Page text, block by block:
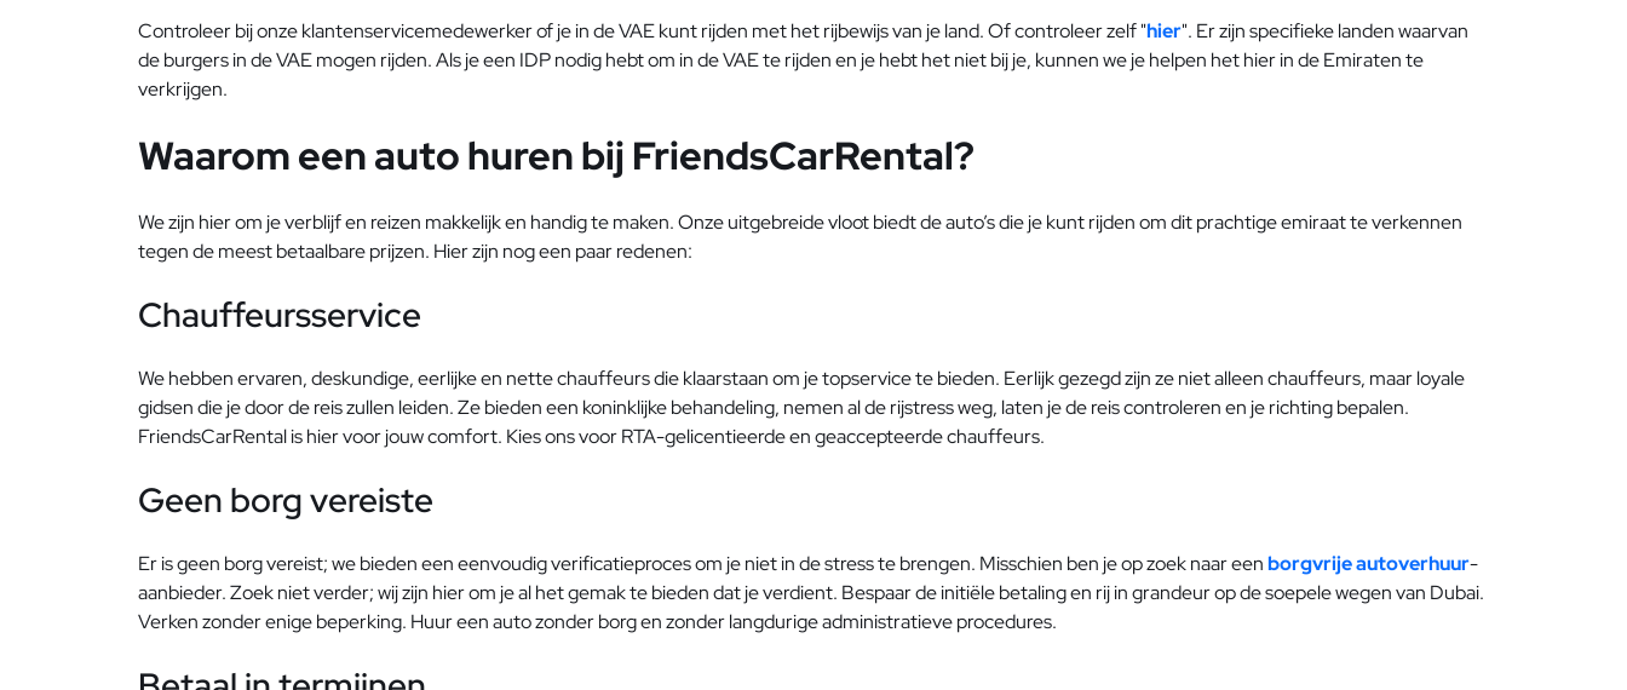
Controleer bij onze klantenservicemedewerker of je in de VAE kunt rijden met het rijbewijs van je land. Of controleer zelf "hier". Er zijn specifieke landen waarvan
de burgers in de VAE mogen rijden. Als je een IDP nodig hebt om in de VAE te rijden en je hebt het niet bij je, kunnen we je helpen het hier in de Emiraten te
verkrijgen.
Waarom een auto huren bij FriendsCarRental?
We zijn hier om je verblijf en reizen makkelijk en handig te maken. Onze uitgebreide vloot biedt de auto’s die je kunt rijden om dit prachtige emiraat te verkennen
tegen de meest betaalbare prijzen. Hier zijn nog een paar redenen:
Chauffeursservice
We hebben ervaren, deskundige, eerlijke en nette chauffeurs die klaarstaan om je topservice te bieden. Eerlijk gezegd zijn ze niet alleen chauffeurs, maar loyale
gidsen die je door de reis zullen leiden. Ze bieden een koninklijke behandeling, nemen al de rijstress weg, laten je de reis controleren en je richting bepalen.
FriendsCarRental is hier voor jouw comfort. Kies ons voor RTA-gelicentieerde en geaccepteerde chauffeurs.
Geen borg vereiste
Er is geen borg vereist; we bieden een eenvoudig verificatieproces om je niet in de stress te brengen. Misschien ben je op zoek naar eenborgvrije autoverhuur-
aanbieder. Zoek niet verder; wij zijn hier om je al het gemak te bieden dat je verdient. Bespaar de initiële betaling en rij in grandeur op de soepele wegen van Dubai.
Verken zonder enige beperking. Huur een auto zonder borg en zonder langdurige administratieve procedures.